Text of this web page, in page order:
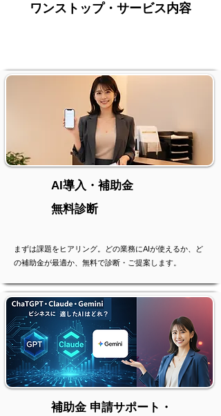
ワンストップ・サービス内容
AI導入・補助金
無料診断
まずは課題をヒアリング。どの業務にAIが使えるか、ど
の補助金が最適か、無料で診断・ご提案します。
補助金 申請サポート・